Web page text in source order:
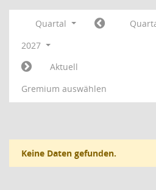
Quartal
2027
Aktuell
Gremium auswählen
Keine Daten gefunden.